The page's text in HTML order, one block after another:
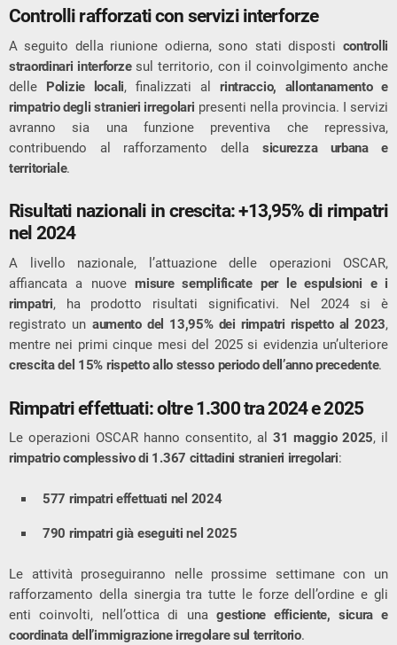
Controlli rafforzati con servizi interforze
A seguito della riunione odierna, sono stati disposti controlli
straordinari interforzesul territorio, con il coinvolgimento anche
delle Polizie locali, finalizzati alrintraccio, allontanamento e
rimpatrio degli stranieri irregolari presenti nella provincia. I servizi
avranno sia una funzione preventiva che repressiva,
contribuendo al rafforzamento della sicurezza urbana e
territoriale.
Risultati nazionali in crescita: +13,95% di rimpatri
nel 2024
A livello nazionale, l’attuazione delle operazioni OSCAR,
affiancata a nuovemisure semplificate per le espulsioni e i
rimpatri, ha prodotto risultati significativi. Nel 2024 si è
registrato un aumento del 13,95% dei rimpatri rispetto al 2023,
mentre nei primi cinque mesi del 2025 si evidenzia un’ulteriore
crescita del 15% rispetto allo stesso periodo dell’anno precedente.
Rimpatri effettuati: oltre 1.300 tra 2024 e 2025
Le operazioni OSCAR hanno consentito, al31 maggio 2025, il
rimpatrio complessivo di 1.367 cittadini stranieri irregolari:
577 rimpatri effettuati nel 2024
790 rimpatri già eseguiti nel 2025
Le attività proseguiranno nelle prossime settimane con un
rafforzamento della sinergia tra tutte le forze dell’ordine e gli
enti coinvolti, nell’ottica di unagestione efficiente, sicura e
coordinata dell’immigrazione irregolare sul territorio.